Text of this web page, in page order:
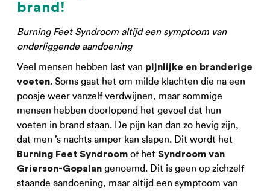
brand!
Burning Feet Syndroom altijd een symptoom van
onderliggende aandoening
Veel mensen hebben last van pijnlijke en branderige
voeten. Soms gaat het om milde klachten die na een
poosje weer vanzelf verdwijnen, maar sommige
mensen hebben doorlopend het gevoel dat hun
voeten in brand staan. De pijn kan dan zo hevig zijn,
dat men ’s nachts amper kan slapen. Dit wordt het
Burning Feet Syndroom of het Syndroom van
Grierson-Gopalan genoemd. Dit is geen op zichzelf
staande aandoening, maar altijd een symptoom van